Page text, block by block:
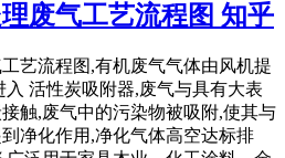
废气工艺流程图 知乎
艺流程图,有机废气气体由风机提
活性炭吸附器,废气与具有大表
触,废气中的污染物被吸附,使其与
净化作用,净化气体高空达标排